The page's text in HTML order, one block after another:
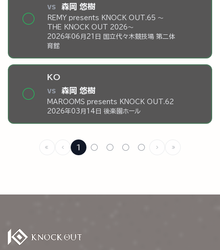
◯
vs 森岡 悠樹
REMY presents KNOCK OUT.65 ～
THE KNOCK OUT 2026～
2026年06月21日 国立代々木競技場 第二体
育館
◯
KO
vs 森岡 悠樹
MAROOMS presents KNOCK OUT.62
2026年03月14日 後楽園ホール
1 ○ ○ ○ ○